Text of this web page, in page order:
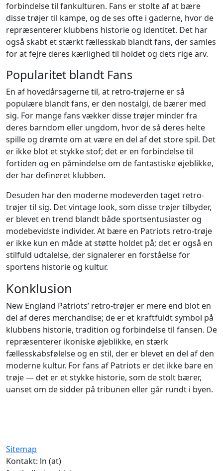
forbindelse til fankulturen. Fans er stolte af at bære
disse trøjer til kampe, og de ses ofte i gaderne, hvor de
repræsenterer klubbens historie og identitet. Det har
også skabt et stærkt fællesskab blandt fans, der samles
for at fejre deres kærlighed til holdet og dets rige arv.
Popularitet blandt Fans
En af hovedårsagerne til, at retro-trøjerne er så
populære blandt fans, er den nostalgi, de bærer med
sig. For mange fans vækker disse trøjer minder fra
deres barndom eller ungdom, hvor de så deres helte
spille og drømte om at være en del af det store spil. Det
er ikke blot et stykke stof; det er en forbindelse til
fortiden og en påmindelse om de fantastiske øjeblikke,
der har defineret klubben.
Desuden har den moderne modeverden taget retro-
trøjer til sig. Det vintage look, som disse trøjer tilbyder,
er blevet en trend blandt både sportsentusiaster og
modebevidste individer. At bære en Patriots retro-trøje
er ikke kun en måde at støtte holdet på; det er også en
stilfuld udtalelse, der signalerer en forståelse for
sportens historie og kultur.
Konklusion
New England Patriots’ retro-trøjer er mere end blot en
del af deres merchandise; de er et kraftfuldt symbol på
klubbens historie, tradition og forbindelse til fansen. De
repræsenterer ikoniske øjeblikke, en stærk
fællesskabsfølelse og en stil, der er blevet en del af den
moderne kultur. For fans af Patriots er det ikke bare en
trøje — det er et stykke historie, som de stolt bærer,
uanset om de sidder på tribunen eller går rundt i byen.
Sitemap
Kontakt: ln (at)